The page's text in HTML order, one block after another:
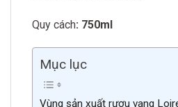
Quy cách: 750ml
Mục lục
Vùng sản xuất rượu vang